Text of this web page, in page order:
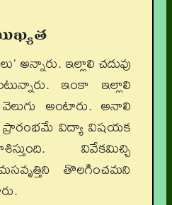
అన్నారు. ఇల్లాలి చదువు
ఇంకా ఇల్లాలి
అంటారు. అనాలి
ప్రారంభమే విద్యా విషయక
వివేకమిచ్చి
తొలగించమని